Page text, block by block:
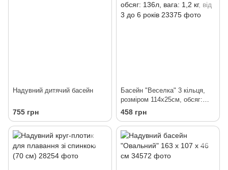
Надувний дитячий басейн
755 грн
Басейн "Веселка" 3 кільця,
розміром 114х25см, обсяг:
136л, вага: 1,2 кг, від 3 до 6
458 грн